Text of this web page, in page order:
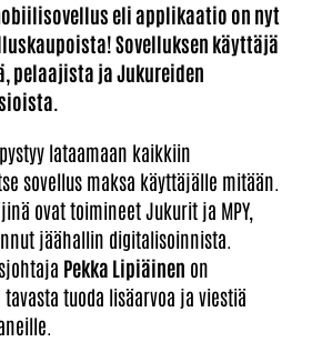
eli applikaatio on nyt
Sovelluksen käyttäjä
pelaajista ja Jukureiden
lataamaan kaikkiin
sovellus maksa käyttäjälle mitään.
ovat toimineet Jukurit ja MPY,
jäähallin digitalisoinnista.
Pekka Lipiäinen on
tuoda lisäarvoa ja viestiä